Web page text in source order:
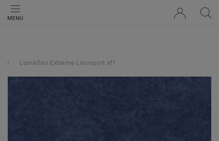
MENU
Lumaflex Extreme Linosport xf²